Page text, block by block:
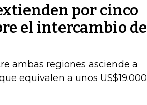
por cinco
el intercambio de
ambas regiones asciende a
equivalen a unos US$19.000